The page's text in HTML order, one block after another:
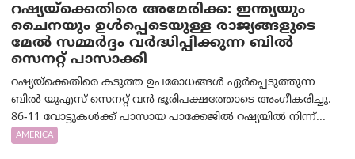
റഷ്യയ്‌ക്കെതിരെ അമേരിക്ക: ഇന്ത്യയും
ചൈനയും ഉൾപ്പെടെയുള്ള രാജ്യങ്ങളുടെ
മേൽ സമ്മർദ്ദം വർദ്ധിപ്പിക്കുന്ന ബിൽ
സെനറ്റ് പാസാക്കി
റഷ്യയ്‌ക്കെതിരെ കടുത്ത ഉപരോധങ്ങൾ ഏർപ്പെടുത്തുന്ന
ബിൽ യുഎസ് സെനറ്റ് വൻ ഭൂരിപക്ഷത്തോടെ അംഗീകരിച്ചു.
86-11 വോട്ടുകൾക്ക് പാസായ പാക്കേജിൽ റഷ്യയിൽ നിന്ന്...
AMERICA